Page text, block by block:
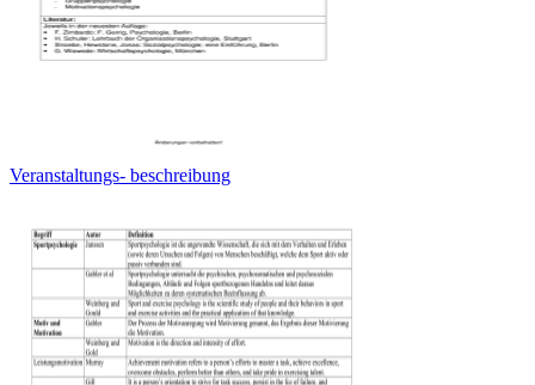
Veranstaltungs- beschreibung